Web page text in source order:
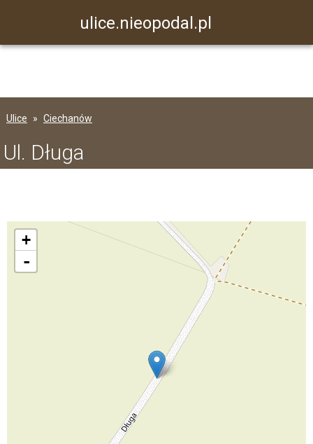
ulice.nieopodal.pl
Ulice Ciechanów
Ul. Długa
+
-